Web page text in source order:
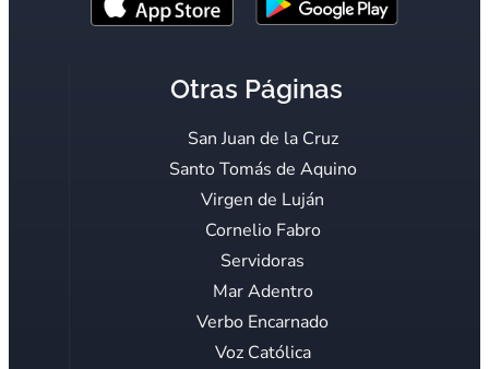
Otras Páginas
San Juan de la Cruz
Santo Tomás de Aquino
Virgen de Luján
Cornelio Fabro
Servidoras
Mar Adentro
Verbo Encarnado
Voz Católica